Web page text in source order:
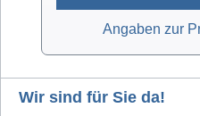
Angaben zur
Wir sind für Sie da!